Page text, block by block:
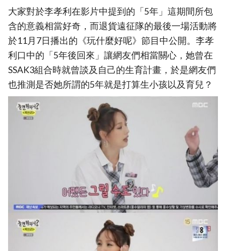
大家對於李孝利在影片中提到的「5年」這期間所包
含的意義相當好奇，而退貨遠征隊的最後一場活動將
於11月7日播出的《玩什麼好呢》節目中公開。李孝
利口中的「5年後回來」讓網友們相當關心，她曾在
SSAK3組合時就曾談及自己的生育計畫，於是網友們
也推測是否她所謂的5年就是打算生小孩以及育兒？